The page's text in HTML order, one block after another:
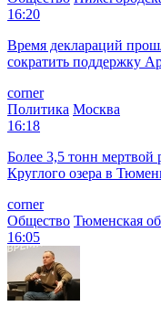
16:20
Время деклараций
сократить поддержку
corner
Политика Москва
16:18
Более 3,5 тонн
Круглого озера в
corner
Общество Тюменская
16:05